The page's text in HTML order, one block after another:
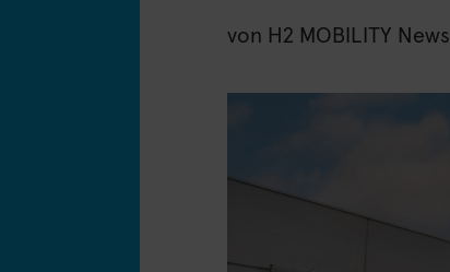
von H2 MOBILITY News